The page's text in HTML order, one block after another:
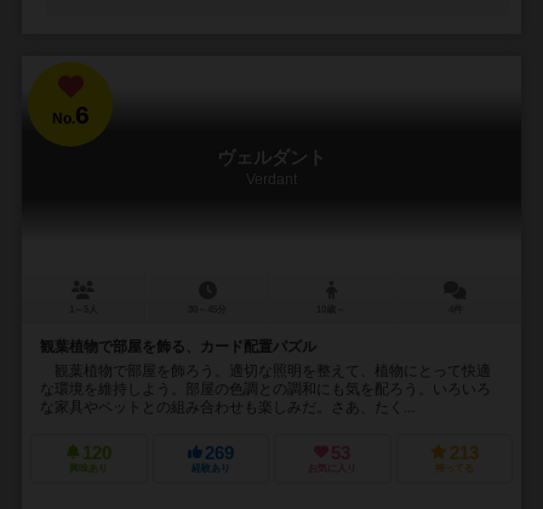
No.6
ヴェルダント
Verdant
観葉植物で部屋を飾る、カード配置パズル
観葉植物で部屋を飾ろう。適切な照明を整えて、植物にとって快適
な環境を維持しよう。部屋の色調との調和にも気を配ろう。いろいろ
な家具やペットとの組み合わせも楽しみだ。さあ、たく...
120
興味あり
269
経験あり
53
お気に入り
213
持ってる